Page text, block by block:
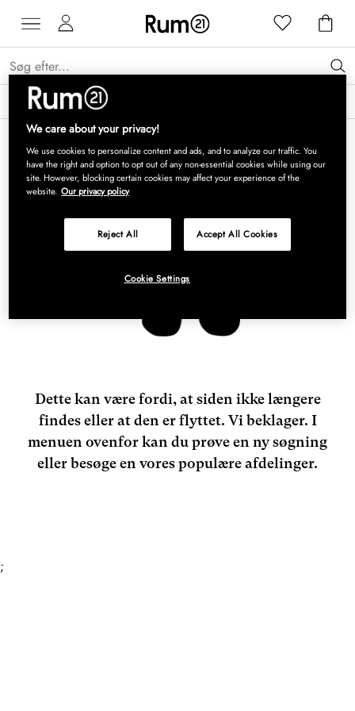
Få 15 % på Grythyttan Stålmöbler* →
Dette kan være fordi, at siden ikke længere
findes eller at den er flyttet. Vi beklager. I
menuen ovenfor kan du prøve en ny søgning
eller besøge en vores populære afdelinger.
;
We care about your privacy!
We use cookies to personalize content and ads, and to analyze our traffic. You
have the right and option to opt out of any non-essential cookies while using our
site. However, blocking certain cookies may affect your experience of the
website. Our privacy policy
Reject All Accept All Cookies
Cookie Settings